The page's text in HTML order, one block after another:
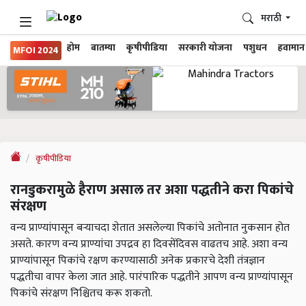
MFOI 2024 होम बातम्या कृषीपीडिया सरकारी योजना पशुधन हवामान
मराठी
कृषीपीडिया
रानडुकरामुळे हैराण असाल तर अशा पद्धतीने करा पिकांचे
संरक्षण
वन्य प्राण्यांपासून बऱ्याचदा शेतात असलेल्या पिकांचे अतोनात नुकसान होत
असते. कारण वन्य प्राण्यांचा उपद्रव हा दिवसेंदिवस वाढतच आहे. अशा वन्य
प्राण्यांपासून पिकांचे रक्षण करण्यासाठी अनेक प्रकारचे देशी तंत्रज्ञान
पद्धतीचा वापर केला जात आहे. पारंपारिक पद्धतीने आपण वन्य प्राण्यांपासून
पिकांचे संरक्षण निश्चितच करू शकतो.